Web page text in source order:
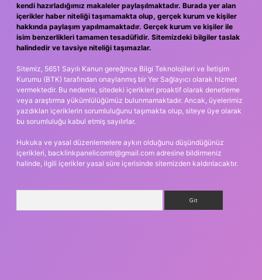
kendi hazırladığımız makaleler paylaşılmaktadır. Burada yer alan
içerikler haber niteliği taşımamakta olup, gerçek kurum ve kişiler
hakkında paylaşım yapılmamaktadır. Gerçek kurum ve kişiler ile
isim benzerlikleri tamamen tesadüfidir. Sitemizdeki bilgiler taslak
halindedir ve tavsiye niteliği taşımazlar.
Sitemiz, 5651 Sayılı Kanun gereğince Bilgi Teknolojileri ve İletişim
Kurumu (BTK) tarafından onaylanmış bir Yer Sağlayıcı olarak hizmet
vermektedir. Bu nedenle, sitedeki içerikleri proaktif olarak denetleme
veya araştırma yükümlülüğümüz bulunmamaktadır. Ancak, üyelerimiz
yazdıkları içeriklerin sorumluluğunu taşımakta olup, siteye üye olarak
bu sorumluluğu kabul etmiş sayılırlar.
Hukuka ve yasal düzenlemelere aykırı olduğunu düşündüğünüz
içerikleri, backlinkpanelicomtr@gmail.com adresine bildirmeniz
halinde, ilgili içerikler yasal süre içerisinde sitemizden kaldırılacaktır.